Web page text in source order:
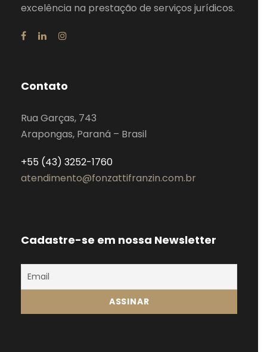
excelência na prestação de serviços jurídicos.
Contato
Rua Garças, 743
Arapongas, Paraná – Brasil
+55 (43) 3252-1760
atendimento@fonzattifranzin.com.br
Cadastre-se em nossa Newsletter